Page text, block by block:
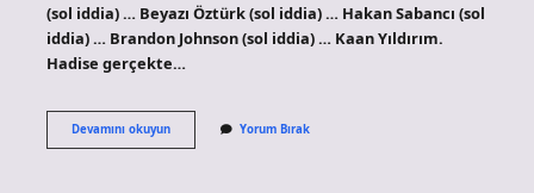
(sol iddia) … Beyazı Öztürk (sol iddia) … Hakan Sabancı (sol
iddia) … Brandon Johnson (sol iddia) … Kaan Yıldırım.
Hadise gerçekte…
Devamını okuyunHadise
Kaç
Yorum Bırak